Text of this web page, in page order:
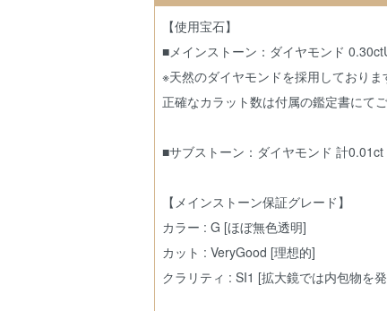
【使用宝石】
■メインストーン：ダイヤモンド
※天然のダイヤモンドを採用しており
正確なカラット数は付属の鑑定書にて
■サブストーン：ダイヤモンド 計0.01ct
【メインストーン保証グレード】
カラー : G [ほぼ無色透明]
カット : VeryGood [理想的]
クラリティ : SI1 [拡大鏡では内包物を